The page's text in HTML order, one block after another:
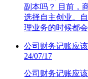
副本吗？ 目前，
选择自主创业。
理业务的时候都会
公司财务记账应
24/07/17
公司财务记账应